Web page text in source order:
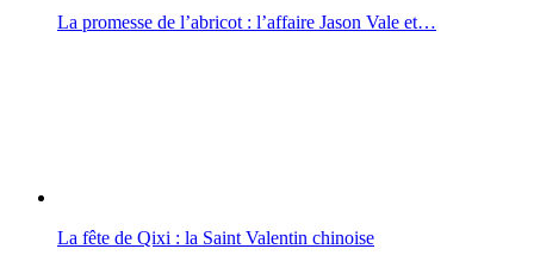
La promesse de l’abricot : l’affaire Jason Vale et…
La fête de Qixi : la Saint Valentin chinoise